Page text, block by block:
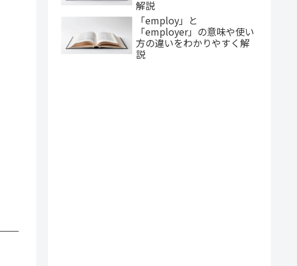
解説
「employ」と
「employer」の意味や使い
方の違いをわかりやすく解
説